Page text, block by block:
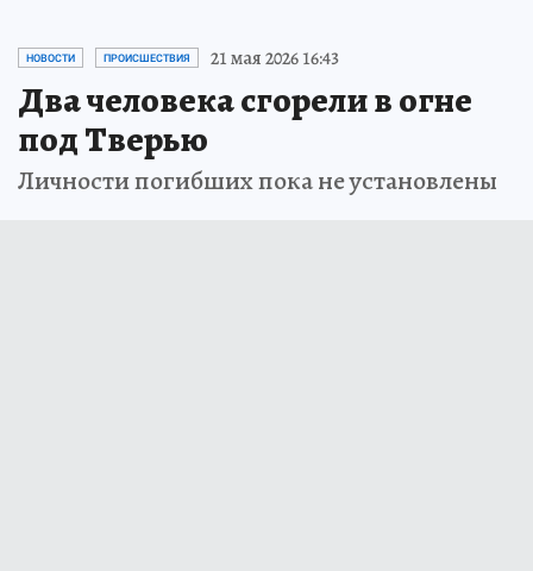
НОВОСТИ ПРОИСШЕСТВИЯ 21 мая 2026 16:43
Два человека сгорели в огне
под Тверью
Личности погибших пока не установлены